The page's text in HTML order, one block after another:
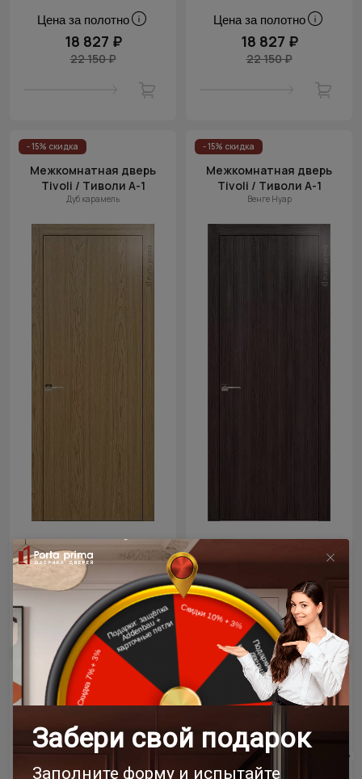
Цена за полотно
18 827 ₽
22 150 ₽
Цена за полотно
18 827 ₽
22 150 ₽
- 15% скидка
Межкомнатная дверь
Tivoli / Тиволи А-1
Дуб карамель
Цена за полотно
18 827 ₽
22 150 ₽
- 15% скидка
Межкомнатная дверь
Tivoli / Тиволи А-1
Венге Нуар
22 150 ₽
- 15% скидка
Межкомнатная дверь
Дуб антик
- 15% скидка
Межкомнатная дверь
Tivoli / Тиволи А-1